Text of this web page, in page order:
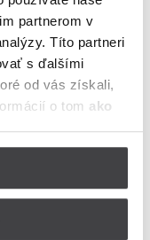
partnerom v
Títo partneri
s ďalšími
od vás získali,
o tom ako
o poskytovaní verejne
t.j. najmä
služieb,
a Tarify jednorazových
právnych